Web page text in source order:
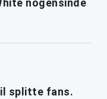
nogensinde
splitte fans.